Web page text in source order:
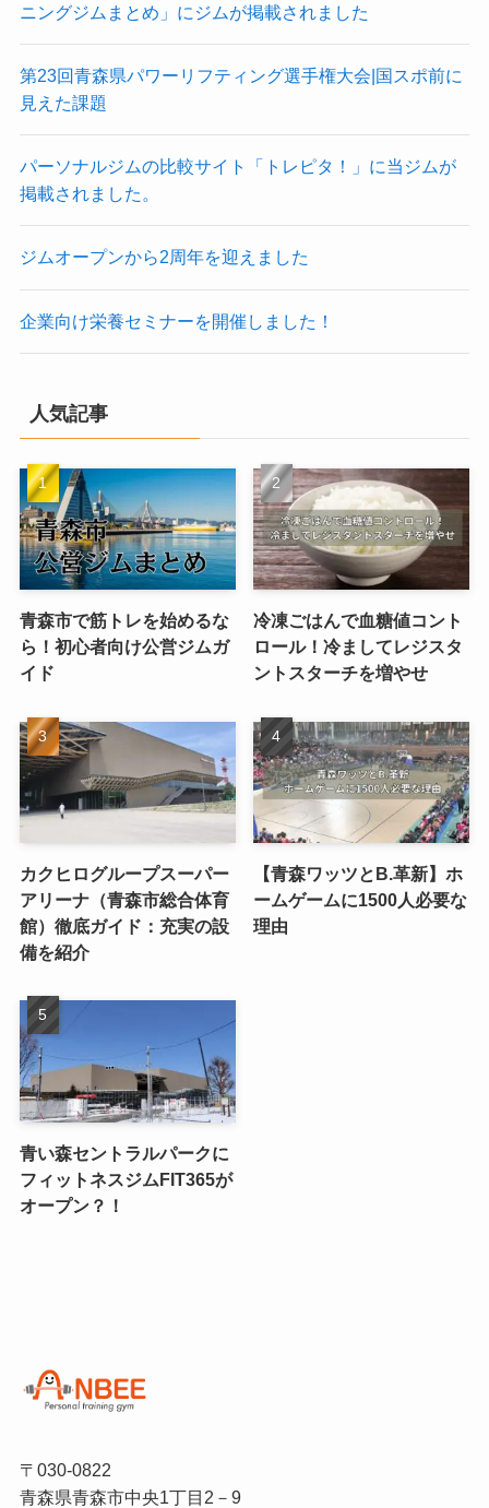
ニングジムまとめ」にジムが掲載されました
第23回青森県パワーリフティング選手権大会|国スポ前に
見えた課題
パーソナルジムの比較サイト「トレピタ！」に当ジムが
掲載されました。
ジムオープンから2周年を迎えました
企業向け栄養セミナーを開催しました！
人気記事
青森市で筋トレを始めるな
ら！初心者向け公営ジムガ
イド
冷凍ごはんで血糖値コント
ロール！冷ましてレジスタ
ントスターチを増やせ
カクヒログループスーパー
アリーナ（青森市総合体育
館）徹底ガイド：充実の設
備を紹介
【青森ワッツとB.革新】ホ
ームゲームに1500人必要な
理由
青い森セントラルパークに
フィットネスジムFIT365が
オープン？！
〒030-0822
青森県青森市中央1丁目2－9